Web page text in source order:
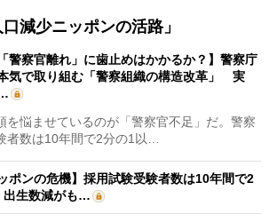
減少ニッポンの活路」
「警察官離れ」に歯止めはかかるか？】警察庁
気で取り組む「警察組織の構造改革」 実
悩ませているのが「警察官不足」だ。警察
者数は10年間で2分の1以…
ポンの危機】採用試験受験者数は10年間で2
生数減がも…